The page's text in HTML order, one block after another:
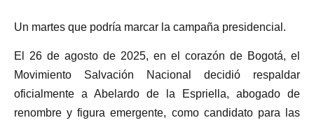
Un martes que podría marcar la campaña presidencial.
El 26 de agosto de 2025, en el corazón de Bogotá, el
Movimiento Salvación Nacional decidió respaldar
oficialmente a Abelardo de la Espriella, abogado de
renombre y figura emergente, como candidato para las